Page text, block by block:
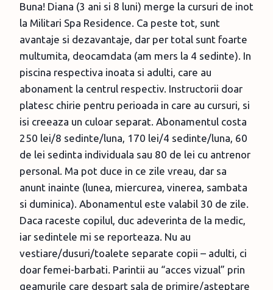
Buna! Diana (3 ani si 8 luni) merge la cursuri de inot
la Militari Spa Residence. Ca peste tot, sunt
avantaje si dezavantaje, dar per total sunt foarte
multumita, deocamdata (am mers la 4 sedinte). In
piscina respectiva inoata si adulti, care au
abonament la centrul respectiv. Instructorii doar
platesc chirie pentru perioada in care au cursuri, si
isi creeaza un culoar separat. Abonamentul costa
250 lei/8 sedinte/luna, 170 lei/4 sedinte/luna, 60
de lei sedinta individuala sau 80 de lei cu antrenor
personal. Ma pot duce in ce zile vreau, dar sa
anunt inainte (lunea, miercurea, vinerea, sambata
si duminica). Abonamentul este valabil 30 de zile.
Daca raceste copilul, duc adeverinta de la medic,
iar sedintele mi se reporteaza. Nu au
vestiare/dusuri/toalete separate copii – adulti, ci
doar femei-barbati. Parintii au “acces vizual” prin
geamurile care despart sala de primire/asteptare